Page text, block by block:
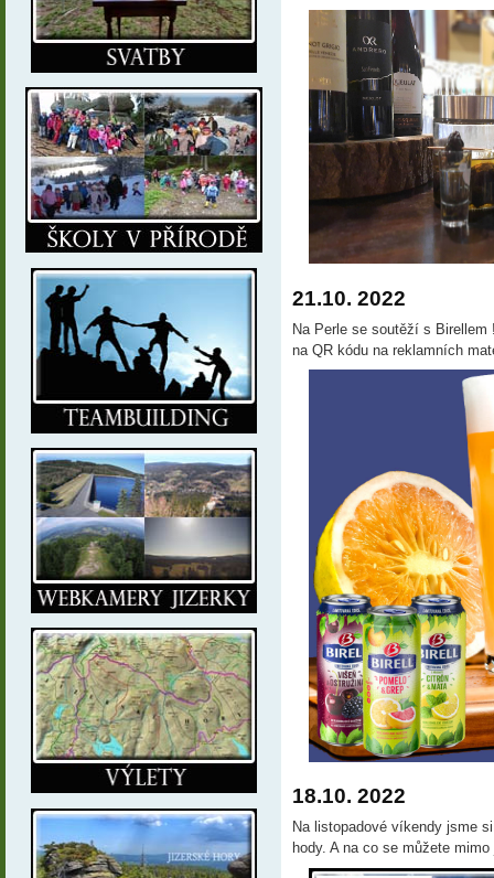
21.10. 2022
Na Perle se soutěží s
na QR kódu na reklamních
18.10. 2022
Na listopadové víkendy jsme
hody. A na co se můžete